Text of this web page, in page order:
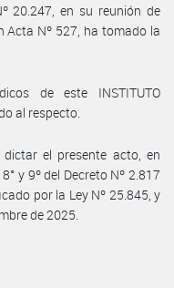
20.247, en su reunión de
Acta Nº 527, ha tomado la
de este INSTITUTO
al respecto.
el presente acto, en
y 9º del Decreto Nº 2.817
por la Ley Nº 25.845, y
de 2025.